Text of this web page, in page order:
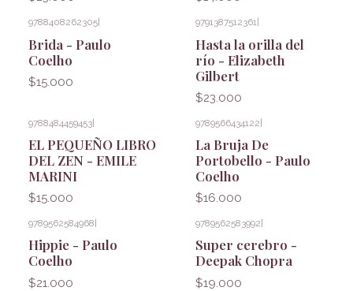
9788408262305
Brida - Paulo
Coelho
$15.000
9791387512361
Hasta la orilla del
río - Elizabeth
Gilbert
$23.000
9788484459453|
EL PEQUEÑO LIBRO
DEL ZEN - EMILE
MARINI
$15.000
9789566434122|
La Bruja De
Portobello - Paulo
Coelho
$16.000
9789562584968
Hippie - Paulo
Coelho
$21.000
9789562583992
Super cerebro -
Deepak Chopra
$19.000